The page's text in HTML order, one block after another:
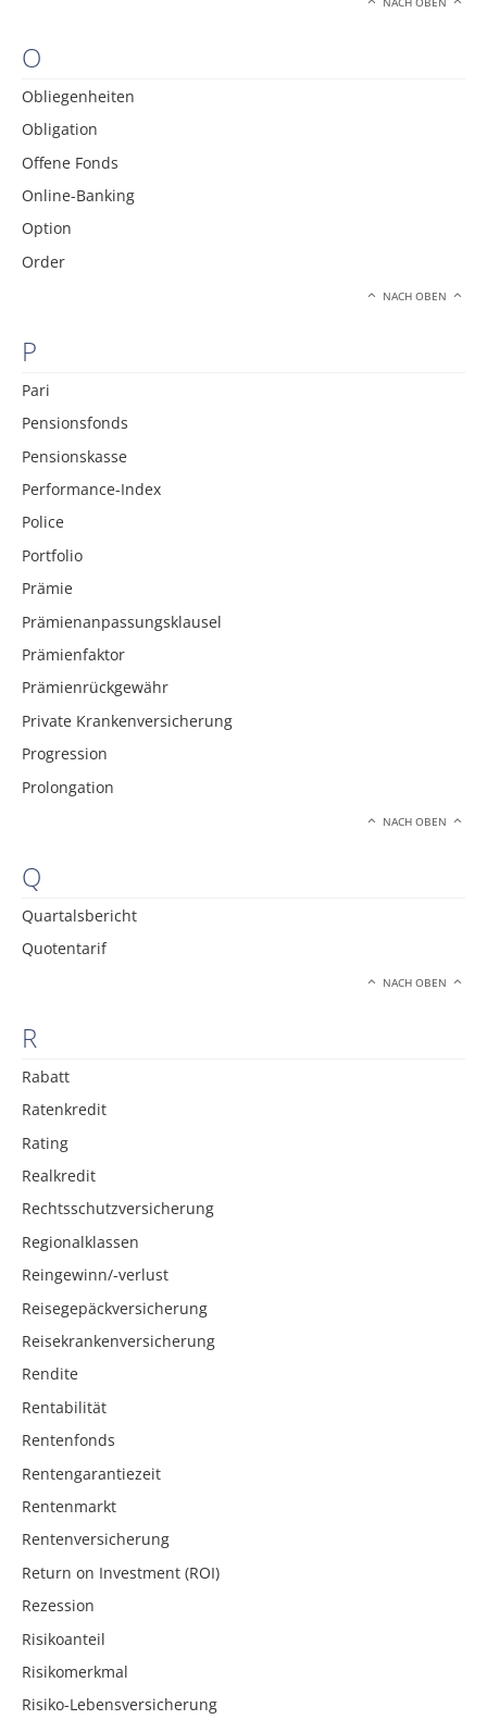
NACH OBEN
O
Obliegenheiten
Obligation
Offene Fonds
Online-Banking
Option
Order
NACH OBEN
P
Pari
Pensionsfonds
Pensionskasse
Performance-Index
Police
Portfolio
Prämie
Prämienanpassungsklausel
Prämienfaktor
Prämienrückgewähr
Private Krankenversicherung
Progression
Prolongation
NACH OBEN
Q
Quartalsbericht
Quotentarif
NACH OBEN
R
Rabatt
Ratenkredit
Rating
Realkredit
Rechtsschutzversicherung
Regionalklassen
Reingewinn/-verlust
Reisegepäckversicherung
Reisekrankenversicherung
Rendite
Rentabilität
Rentenfonds
Rentengarantiezeit
Rentenmarkt
Rentenversicherung
Return on Investment (ROI)
Rezession
Risikoanteil
Risikomerkmal
Risiko-Lebensversicherung